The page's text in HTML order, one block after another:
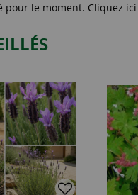
pour le moment. Cliquez